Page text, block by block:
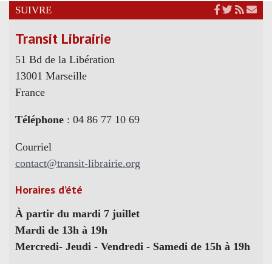
SUIVRE
Transit Librairie
51 Bd de la Libération
13001 Marseille
France
Téléphone : 04 86 77 10 69
Courriel
contact@transit-librairie.org
Horaires d’été
À partir du mardi 7 juillet
Mardi de 13h à 19h
Mercredi- Jeudi - Vendredi - Samedi de 15h à 19h